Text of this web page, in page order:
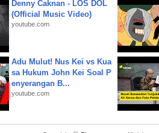
Denny Caknan - LOS DOL
(Official Music Video)
youtube.com
Adu Mulut! Nus Kei vs Kua
sa Hukum John Kei Soal P
enyerangan B...
youtube.com